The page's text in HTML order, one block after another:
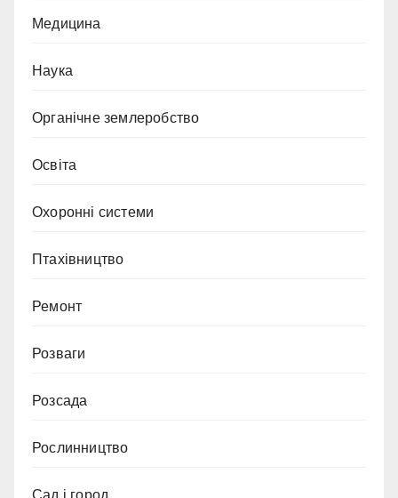
Медицина
Наука
Органічне землеробство
Освіта
Охоронні системи
Птахівництво
Ремонт
Розваги
Розсада
Рослинництво